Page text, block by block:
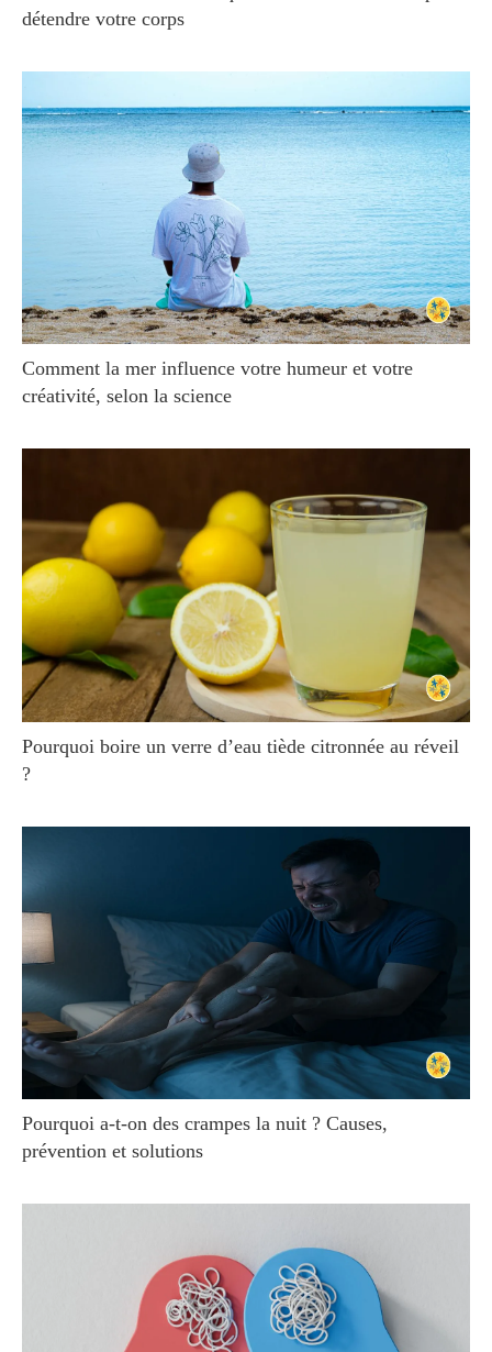
détendre votre corps
Comment la mer influence votre humeur et votre
créativité, selon la science
Pourquoi boire un verre d’eau tiède citronnée au réveil
?
Pourquoi a-t-on des crampes la nuit ? Causes,
prévention et solutions